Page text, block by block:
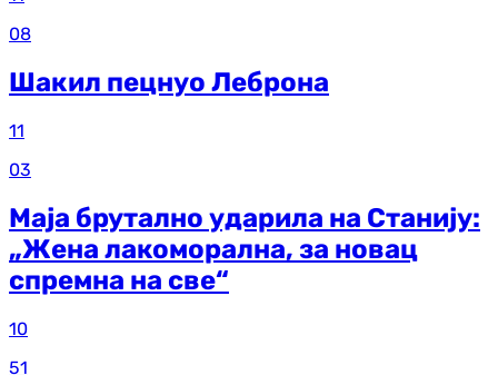
08
Шакил пецнуо Леброна
11
03
Маја брутално ударила на Станију:
„Жена лакоморална, за новац
спремна на све“
10
51